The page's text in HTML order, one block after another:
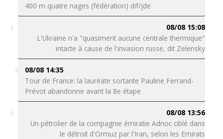
400 m quatre nages (fédération) dif/jde
08/08 15:08
L'Ukraine n'a "quasiment aucune centrale thermique"
intacte à cause de l'invasion russe, dit Zelensky
08/08 14:35
Tour de France: la lauréate sortante Pauline Ferrand-
Prévot abandonne avant la 8e étape
08/08 13:56
Un pétrolier de la compagnie émiratie Adnoc ciblé dans
le détroit d'Ormuz par l'Iran, selon les Emirats